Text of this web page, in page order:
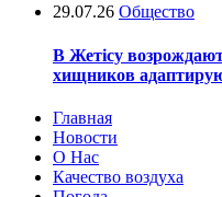
29.07.26 Общество
В Жетісу
хищников
Главная
Новости
О Нас
Качество воздуха